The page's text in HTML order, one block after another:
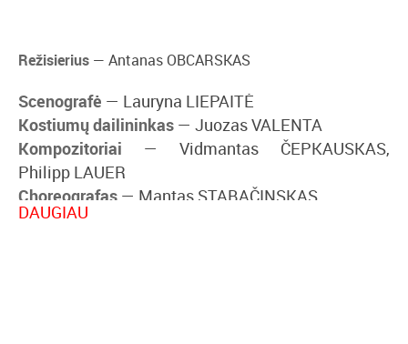
Režisierius — Antanas OBCARSKAS
Scenografė — Lauryna LIEPAITĖ
Kostiumų dailininkas — Juozas VALENTA
Kompozitoriai — Vidmantas ČEPKAUSKAS,
Philipp LAUER
Choreografas — Mantas STABAČINSKAS
Vaizdo projekcijų autorius
DAUGIAU